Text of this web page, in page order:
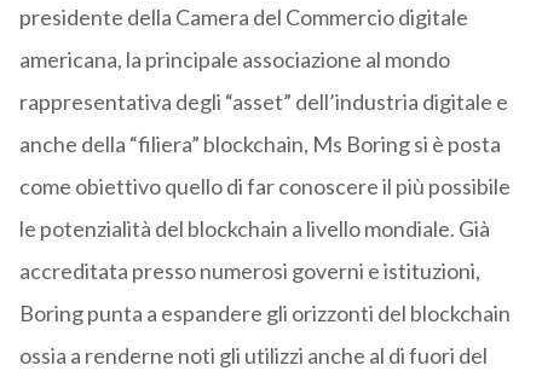
presidente della Camera del Commercio digitale
americana, la principale associazione al mondo
rappresentativa degli “asset” dell’industria digitale e
anche della “filiera” blockchain, Ms Boring si è posta
come obiettivo quello di far conoscere il più possibile
le potenzialità del blockchain a livello mondiale. Già
accreditata presso numerosi governi e istituzioni,
Boring punta a espandere gli orizzonti del blockchain
ossia a renderne noti gli utilizzi anche al di fuori del